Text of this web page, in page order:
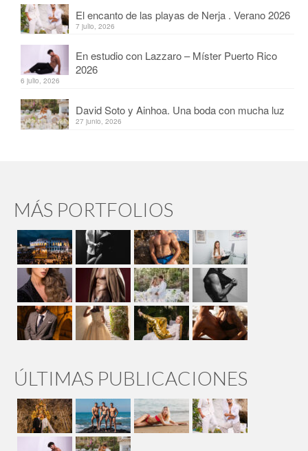
El encanto de las playas de Nerja . Verano 2026
7 julio, 2026
En estudio con Lazzaro – Míster Puerto Rico
2026
6 julio, 2026
David Soto y Ainhoa. Una boda con mucha luz
27 junio, 2026
MÁS PORTFOLIOS
ÚLTIMAS PUBLICACIONES